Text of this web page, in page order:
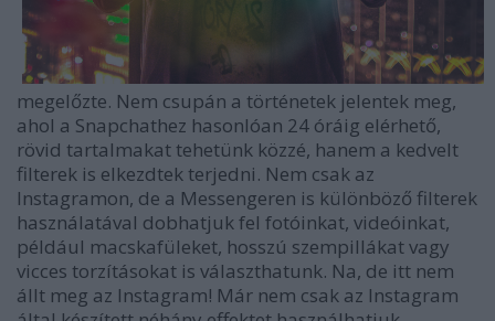
megelőzte. Nem csupán a történetek jelentek meg,
ahol a Snapchathez hasonlóan 24 óráig elérhető,
rövid tartalmakat tehetünk közzé, hanem a kedvelt
filterek is elkezdtek terjedni. Nem csak az
Instagramon, de a Messengeren is különböző filterek
használatával dobhatjuk fel fotóinkat, videóinkat,
például macskafüleket, hosszú szempillákat vagy
vicces torzításokat is választhatunk. Na, de itt nem
állt meg az Instagram! Már nem csak az Instagram